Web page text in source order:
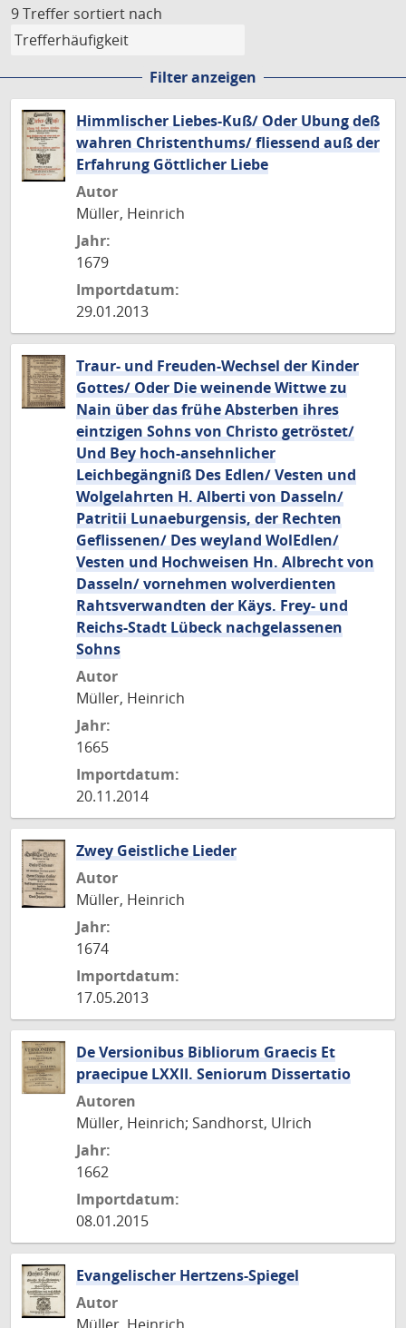
9 Treffer sortiert nach
Filter anzeigen
Himmlischer Liebes-Kuß/ Oder Ubung deß
wahren Christenthums/ fliessend auß der
Erfahrung Göttlicher Liebe
Autor
Müller, Heinrich
Jahr:
1679
Importdatum:
29.01.2013
Traur- und Freuden-Wechsel der Kinder
Gottes/ Oder Die weinende Wittwe zu
Nain über das frühe Absterben ihres
eintzigen Sohns von Christo getröstet/
Und Bey hoch-ansehnlicher
Leichbegängniß Des Edlen/ Vesten und
Wolgelahrten H. Alberti von Dasseln/
Patritii Lunaeburgensis, der Rechten
Geflissenen/ Des weyland WolEdlen/
Vesten und Hochweisen Hn. Albrecht von
Dasseln/ vornehmen wolverdienten
Rahtsverwandten der Käys. Frey- und
Reichs-Stadt Lübeck nachgelassenen
Sohns
Autor
Müller, Heinrich
Jahr:
1665
Importdatum:
20.11.2014
Zwey Geistliche Lieder
Autor
Müller, Heinrich
Jahr:
1674
Importdatum:
17.05.2013
De Versionibus Bibliorum Graecis Et
praecipue LXXII. Seniorum Dissertatio
Autoren
Müller, Heinrich; Sandhorst, Ulrich
Jahr:
1662
Importdatum:
08.01.2015
Evangelischer Hertzens-Spiegel
Autor